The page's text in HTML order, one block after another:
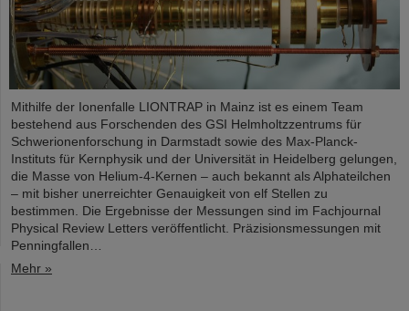
Mithilfe der Ionenfalle LIONTRAP in Mainz ist es einem Team
bestehend aus Forschenden des GSI Helmholtzzentrums für
Schwerionenforschung in Darmstadt sowie des Max-Planck-
Instituts für Kernphysik und der Universität in Heidelberg gelungen,
die Masse von Helium-4-Kernen – auch bekannt als Alphateilchen
– mit bisher unerreichter Genauigkeit von elf Stellen zu
bestimmen. Die Ergebnisse der Messungen sind im Fachjournal
Physical Review Letters veröffentlicht. Präzisionsmessungen mit
Penningfallen…
Mehr »